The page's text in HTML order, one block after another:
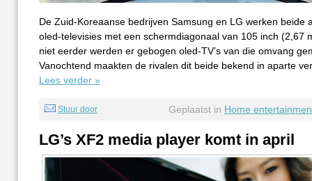
De Zuid-Koreaanse bedrijven Samsung en LG werken beide
oled-televisies met een schermdiagonaal van 105 inch (2,67
niet eerder werden er gebogen oled-TV’s van die omvang
Vanochtend maakten de rivalen dit beide bekend in aparte
Lees verder »
Stuur door Geplaatst in Home
LG’s XF2 media player komt in april